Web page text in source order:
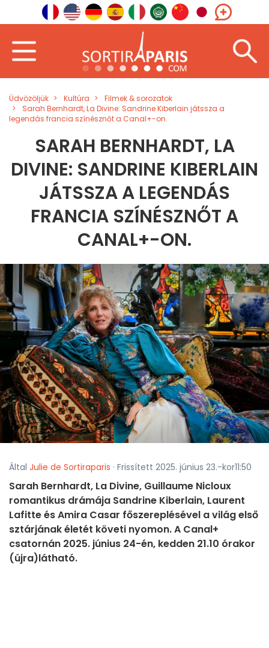
Üdvözöljük Kultúra
Filmek & sorozatok
Sarah Bernhardt, La Divine: Sandrine Kiberlain játssza a
legendás francia színésznőt a Canal+-on.
SARAH BERNHARDT, LA
DIVINE: SANDRINE KIBERLAIN
JÁTSSZA A LEGENDÁS
FRANCIA SZÍNÉSZNŐT A
CANAL+-ON.
Által Julie de Sortiraparis · Frissített 2025. június 23.-kor11:50
Sarah Bernhardt, La Divine, Guillaume Nicloux
romantikus drámája Sandrine Kiberlain, Laurent
Lafitte és Amira Casar főszereplésével a világ első
sztárjának életét követi nyomon. A Canal+
csatornán 2025. június 24-én, kedden 21.10 órakor
(újra)látható.